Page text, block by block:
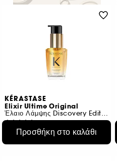
KÉRASTASE
Elixir Ultime Original
Έλαιο Λάμψης Discovery Edition
1332
€ 28,95
Προσθήκη στο καλάθι